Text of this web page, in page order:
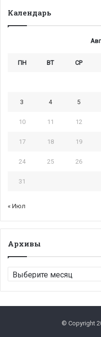
Календарь
ПН ВТ СР
3 4 5
10 11 12
17 18 19
24 25 26
31
« Июл
Архивы
Архивы
© Copyright